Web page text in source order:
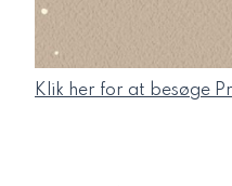
Klik her for at besøge